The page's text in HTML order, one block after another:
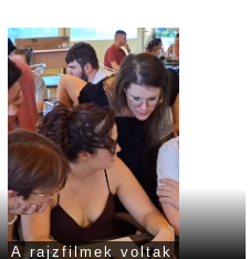
A rajzfilmek voltak